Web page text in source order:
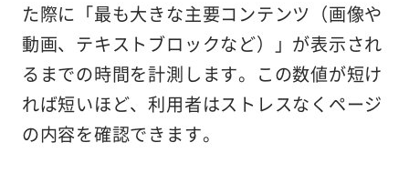
た際に「最も大きな主要コンテンツ（画像や
動画、テキストブロックなど）」が表示され
るまでの時間を計測します。この数値が短け
れば短いほど、利用者はストレスなくページ
の内容を確認できます。